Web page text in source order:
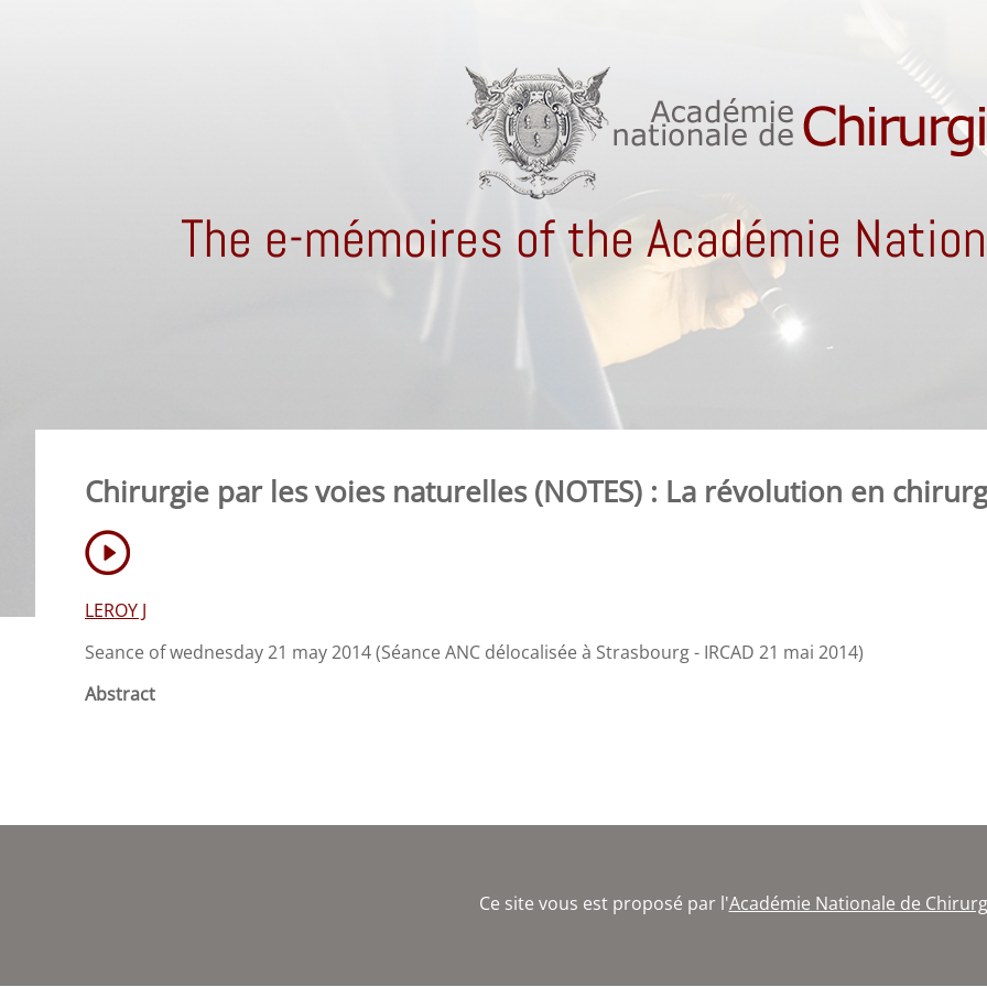
The e-mémoires of the Académie
Chirurgie par les voies naturelles (NOTES) : La révolution en
LEROY J
Seance of wednesday 21 may 2014 (Séance ANC délocalisée à Strasbourg - IRCAD 21 mai 2014)
Abstract
Ce site vous est proposé par l'Académie Nationale de